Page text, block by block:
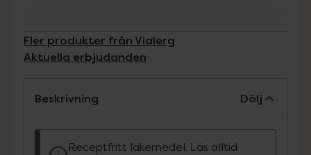
Fler produkter från Vialerg
Aktuella erbjudanden
Beskrivning Dölj
Receptfritt läkemedel. Läs alltid